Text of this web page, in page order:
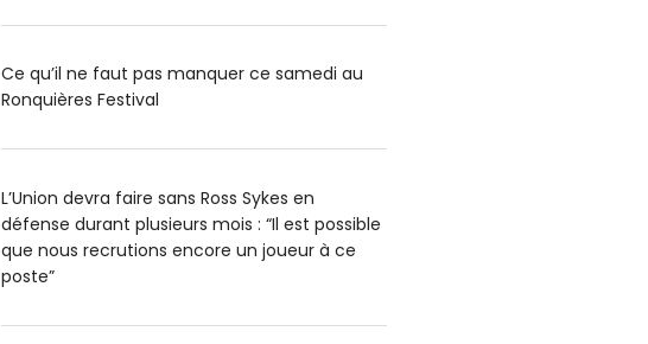
Ce qu’il ne faut pas manquer ce samedi au
Ronquières Festival
L’Union devra faire sans Ross Sykes en
défense durant plusieurs mois : “Il est possible
que nous recrutions encore un joueur à ce
poste”